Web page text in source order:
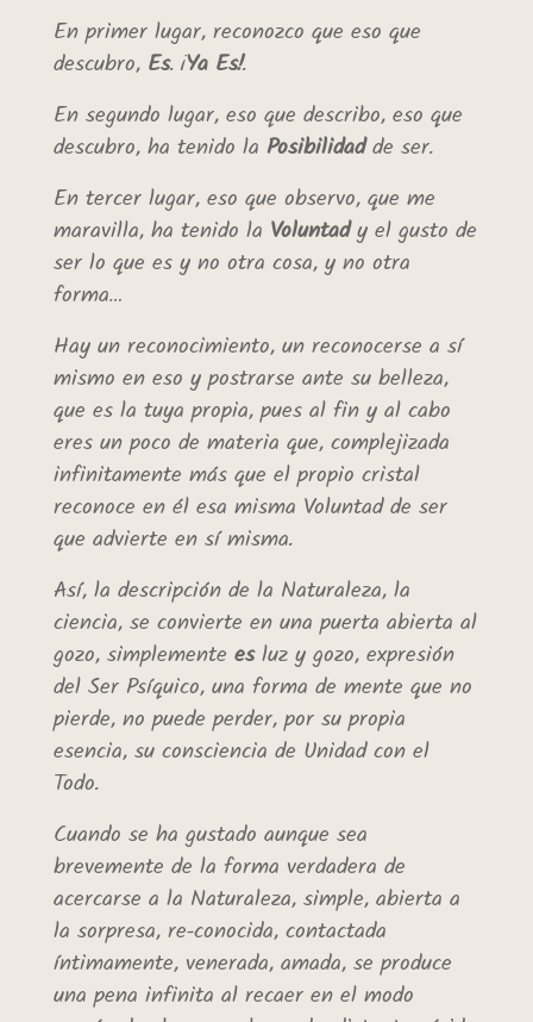
En primer lugar, reconozco que eso que
descubro, Es. ¡Ya Es!.
En segundo lugar, eso que describo, eso que
descubro, ha tenido la Posibilidadde ser.
En tercer lugar, eso que observo, que me
maravilla, ha tenido la Voluntady el gusto de
ser lo que es y no otra cosa, y no otra
forma…
Hay un reconocimiento, un reconocerse a sí
mismo en eso y postrarse ante su belleza,
que es la tuya propia, pues al fin y al cabo
eres un poco de materia que, complejizada
infinitamente más que el propio cristal
reconoce en él esa misma Voluntad de ser
que advierte en sí misma.
Así, la descripción de la Naturaleza, la
ciencia, se convierte en una puerta abierta al
gozo, simplemente esluz y gozo, expresión
del Ser Psíquico, una forma de mente que no
pierde, no puede perder, por su propia
esencia, su consciencia de Unidad con el
Todo.
Cuando se ha gustado aunque sea
brevemente de la forma verdadera de
acercarse a la Naturaleza, simple, abierta a
la sorpresa, re-conocida, contactada
íntimamente, venerada, amada, se produce
una pena infinita al recaer en el modo